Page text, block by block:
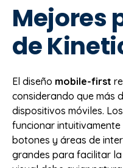
Mejores
de
El diseño mobile-first
considerando que más
dispositivos móviles.
funcionar
botones y áreas de
grandes para facilitar